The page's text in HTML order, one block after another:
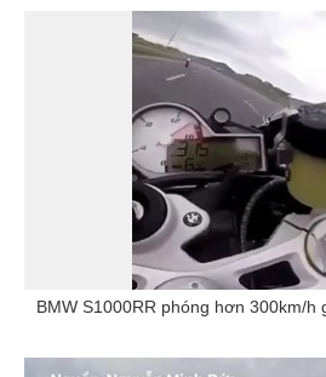
BMW S1000RR phóng hơn 300km/h